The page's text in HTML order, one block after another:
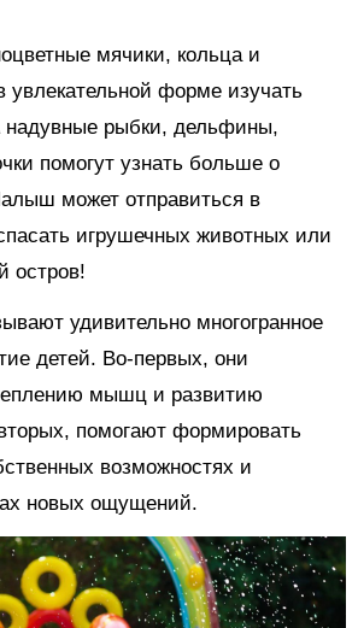
мячики, кольца и
форме изучать
рыбки, дельфины,
помогут узнать больше о
может отправиться в
игрушечных животных или
остров!
удивительно многогранное
детей. Во-первых, они
мышц и развитию
помогают формировать
возможностях и
новых ощущений.